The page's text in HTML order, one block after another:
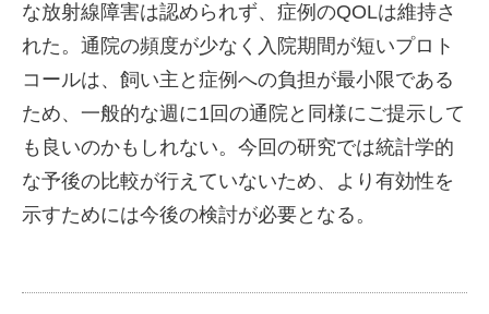
な放射線障害は認められず、症例のQOLは維持さ
れた。通院の頻度が少なく入院期間が短いプロト
コールは、飼い主と症例への負担が最小限である
ため、一般的な週に1回の通院と同様にご提示して
も良いのかもしれない。今回の研究では統計学的
な予後の比較が行えていないため、より有効性を
示すためには今後の検討が必要となる。